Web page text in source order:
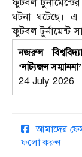
ফুটবল
ঘটনা ঘটেছে।
ফুটবল টুর্নামেন্ট
নজরুল
‘নাট্যজন
24 July 2026
আমাদের
ফলো করুন